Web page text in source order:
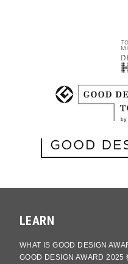
LEARN
WHAT IS GOOD DESIGN
GOOD DESIGN AWARD 2025